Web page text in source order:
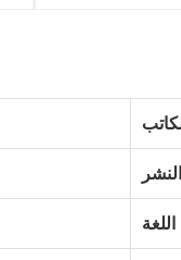
اللغة